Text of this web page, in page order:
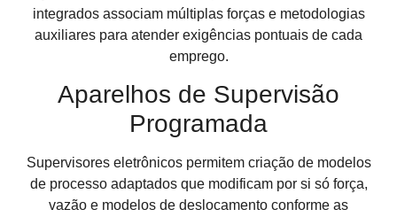
integrados associam múltiplas forças e metodologias
auxiliares para atender exigências pontuais de cada
emprego.
Aparelhos de Supervisão
Programada
Supervisores eletrônicos permitem criação de modelos
de processo adaptados que modificam por si só força,
vazão e modelos de deslocamento conforme as